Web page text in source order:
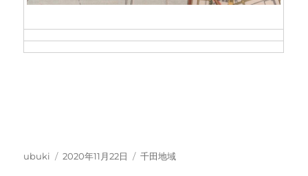
投
ubuki
投
2020年11月22日
カ
千田地域